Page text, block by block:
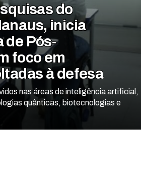
do
inicia
de Pós-
foco em
à defesa
nas áreas de inteligência artificial,
quânticas, biotecnologias e